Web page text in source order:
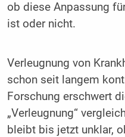
ob diese Anpassung
ist oder nicht.
Verleugnung von
schon seit langem
Forschung erschwert
„Verleugnung“
bleibt bis jetzt unklar,